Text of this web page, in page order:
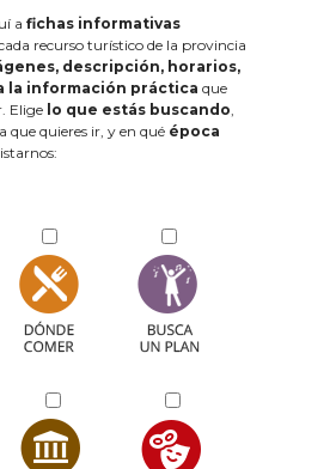
a fichas informativas
recurso turístico de la provincia
descripción, horarios,
la información práctica que
Elige lo que estás buscando,
que quieres ir, y en qué época